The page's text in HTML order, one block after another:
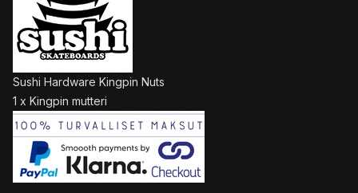
Sushi Hardware Kingpin Nuts
1 x Kingpin mutteri